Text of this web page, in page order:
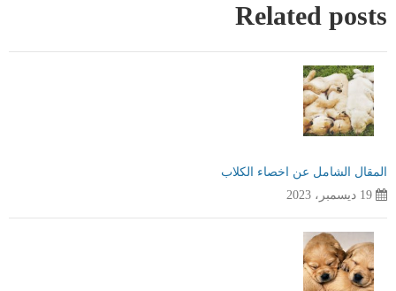
Related posts
المقال الشامل عن اخصاء الكلاب
19 ديسمبر، 2023